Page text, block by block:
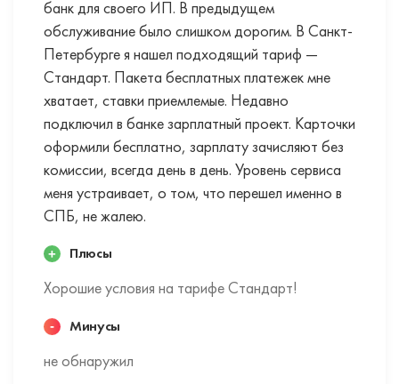
банк для своего ИП. В предыдущем
обслуживание было слишком дорогим. В Санкт-
Петербурге я нашел подходящий тариф —
Стандарт. Пакета бесплатных платежек мне
хватает, ставки приемлемые. Недавно
подключил в банке зарплатный проект. Карточки
оформили бесплатно, зарплату зачисляют без
комиссии, всегда день в день. Уровень сервиса
меня устраивает, о том, что перешел именно в
СПБ, не жалею.
Плюсы
Хорошие условия на тарифе Стандарт!
Минусы
не обнаружил